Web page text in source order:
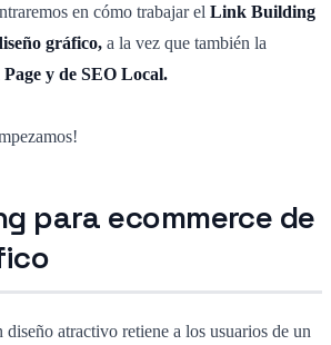
en cómo trabajar el Link Building
gráfico, a la vez que también la
y de SEO Local.
para ecommerce de
atractivo retiene a los usuarios de un